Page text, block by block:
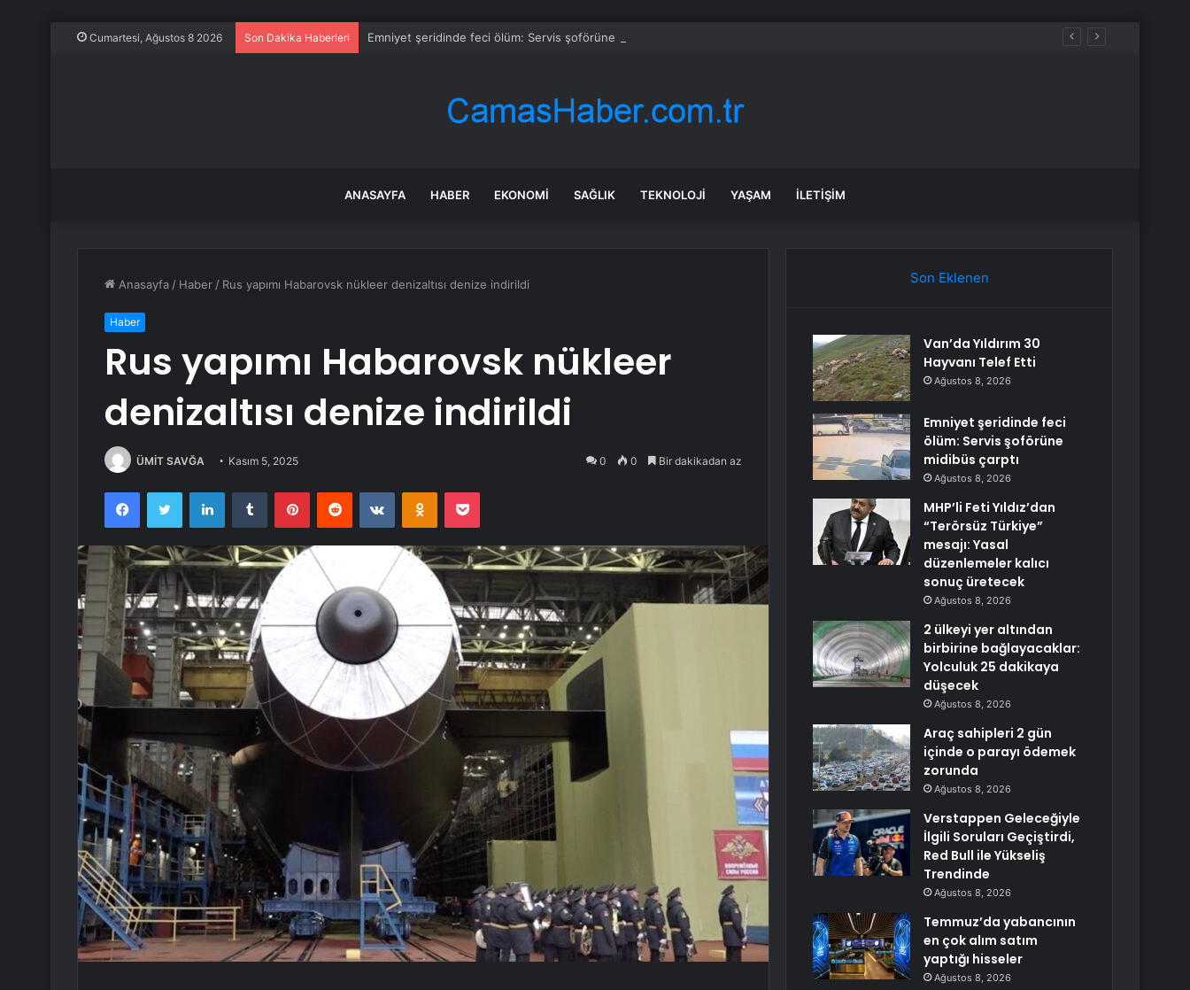
Cumartesi, Ağustos 8 2026 Son Dakika Haberleri Emniyet şeridinde feci ölüm: Servis şoförüne midibüs çarptı
ANASAYFA HABER EKONOMI SAĞLIK TEKNOLOJI YAŞAM İLETIŞIM
Anasayfa / Haber / Rus yapımı Habarovsk nükleer denizaltısı denize indirildi
Haber
Rus yapımı Habarovsk nükleer
denizaltısı denize indirildi
ÜMİT SAVĞA Kasım 5, 2025 0 0 Bir dakikadan az
FacebookTwitter LinkedInTumblr PinterestReddit VKontakteOdnoklassniki
Pocket
Son Eklenen
Van’da Yıldırım 30
Hayvanı Telef Etti
Ağustos 8, 2026
Emniyet şeridinde feci
ölüm: Servis şoförüne
midibüs çarptı
Ağustos 8, 2026
MHP’li Feti Yıldız’dan
“Terörsüz Türkiye”
mesajı: Yasal
düzenlemeler kalıcı
sonuç üretecek
Ağustos 8, 2026
2 ülkeyi yer altından
birbirine bağlayacaklar:
Yolculuk 25 dakikaya
düşecek
Ağustos 8, 2026
Araç sahipleri 2 gün
içinde o parayı ödemek
zorunda
Ağustos 8, 2026
Verstappen Geleceğiyle
İlgili Soruları Geçiştirdi,
Red Bull ile Yükseliş
Trendinde
Ağustos 8, 2026
Temmuz’da yabancının
en çok alım satım
yaptığı hisseler
Ağustos 8, 2026